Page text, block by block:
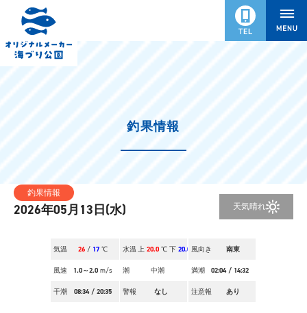
釣果情報
釣果情報
2026年05月13日(水) 天気晴れ
気温 26 / 17 ℃ 水温 上 20.0 ℃ 下 20.0℃
風向き 南東
風速 1.0～2.0 m/s 潮 中潮 満潮 02:04 / 14:32
干潮 08:34 / 20:35 警報 なし 注意報 あり